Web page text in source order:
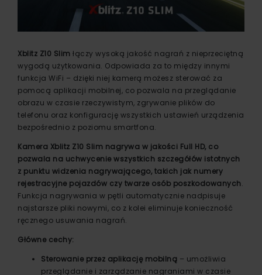
Xblitz Z10 Slim łączy wysoką jakość nagrań z nieprzeciętną
wygodą użytkowania. Odpowiada za to między innymi
funkcja WiFi – dzięki niej kamerą możesz sterować za
pomocą aplikacji mobilnej, co pozwala na przeglądanie
obrazu w czasie rzeczywistym, zgrywanie plików do
telefonu oraz konfigurację wszystkich ustawień urządzenia
bezpośrednio z poziomu smartfona.
Kamera Xblitz Z10 Slim nagrywa w jakości Full HD, co
pozwala na uchwycenie wszystkich szczegółów istotnych
z punktu widzenia nagrywającego, takich jak numery
rejestracyjne pojazdów czy twarze osób poszkodowanych.
Funkcja nagrywania w pętli automatycznie nadpisuje
najstarsze pliki nowymi, co z kolei eliminuje konieczność
ręcznego usuwania nagrań.
Główne cechy:
Sterowanie przez aplikację mobilną – umożliwia
przeglądanie i zarządzanie nagraniami w czasie